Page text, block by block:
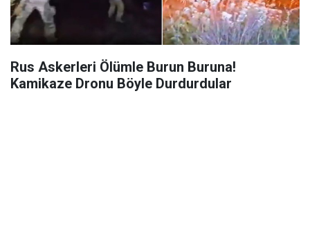
Rus Askerleri Ölümle Burun Buruna!
Kamikaze Dronu Böyle Durdurdular